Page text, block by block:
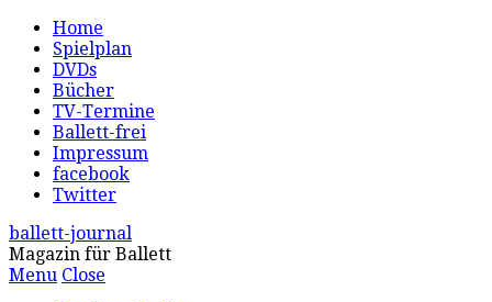
Home
Spielplan
DVDs
Bücher
TV-Termine
Ballett-frei
Impressum
facebook
Twitter
ballett-journal
Magazin für Ballett
Menu Close